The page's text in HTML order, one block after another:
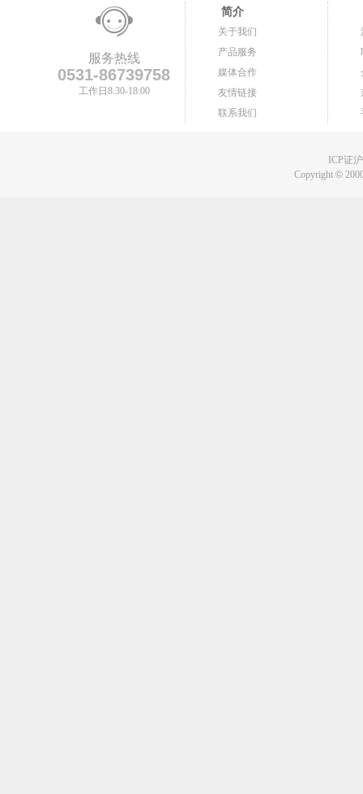
服务热线
0531-86739758
工作日8:30-18:00
简介
关于我们
产品服务
媒体合作
友情链接
联系我们
ICP证
Copyright©